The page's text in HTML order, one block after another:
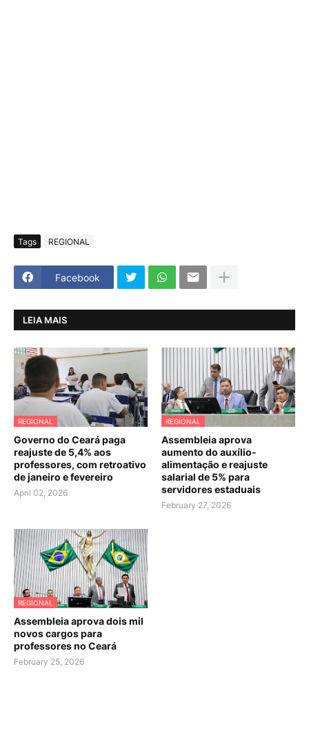
Tags REGIONAL
Facebook
LEIA MAIS
REGIONAL
Governo do Ceará paga
reajuste de 5,4% aos
professores, com retroativo
de janeiro e fevereiro
April 02, 2026
REGIONAL
Assembleia aprova
aumento do auxílio-
alimentação e reajuste
salarial de 5% para
servidores estaduais
February 27, 2026
REGIONAL
Assembleia aprova dois mil
novos cargos para
professores no Ceará
February 25, 2026